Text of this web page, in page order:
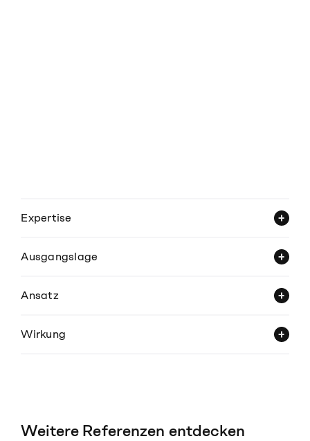
Expertise
Ausgangslage
Ansatz
Wirkung
Weitere Referenzen entdecken